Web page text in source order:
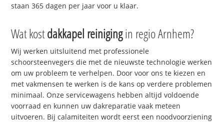
staan 365 dagen per jaar voor u klaar.
Wat kostdakkapel reinigingin regio Arnhem?
Wij werken uitsluitend met professionele
schoorsteenvegers die met de nieuwste technologie werken
om uw probleem te verhelpen. Door voor ons te kiezen en
met vakmensen te werken is de kans op verdere problemen
minimaal. Onze servicewagens hebben altijd voldoende
voorraad en kunnen uw dakreparatie vaak meteen
uitvoeren. Bij calamiteiten wordt eerst een noodvoorziening